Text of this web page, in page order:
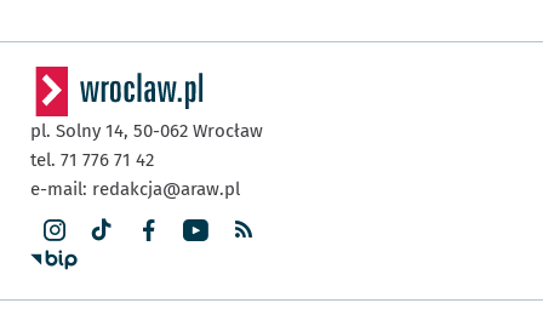
pl. Solny 14, 50-062 Wrocław
tel. 71 776 71 42
e-mail: redakcja@araw.pl